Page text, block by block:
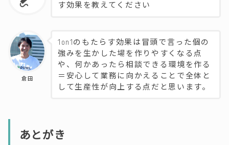
す効果を教えてください
倉田
1on1のもたらす効果は冒頭で言った個の
強みを生かした場を作りやすくなる点
や、何かあったら相談できる環境を作る
＝安心して業務に向かえることで全体と
して生産性が向上する点だと思います。
あとがき